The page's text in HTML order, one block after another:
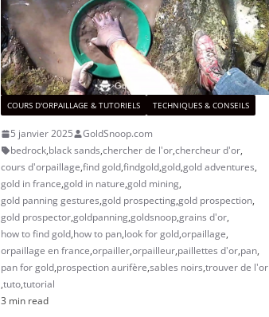
COURS D'ORPAILLAGE & TUTORIELS TECHNIQUES & CONSEILS
5 janvier 2025
GoldSnoop.com
bedrock,black sands,chercher de l'or,chercheur d'or,
cours d'orpaillage,find gold,findgold,gold,gold adventures,
gold in france,gold in nature,gold mining,
gold panning gestures,gold prospecting,gold prospection,
gold prospector,goldpanning,goldsnoop,grains d'or,
how to find gold,how to pan,look for gold,orpaillage,
orpaillage en france,orpailler,orpailleur,paillettes d'or,pan,
pan for gold,prospection aurifère,sables noirs,trouver de l'or
,tuto,tutorial
3 min read